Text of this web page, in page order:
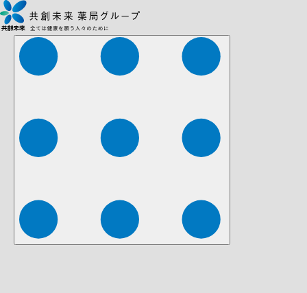
株式会社ファーマみらい 株式会社ストレチア